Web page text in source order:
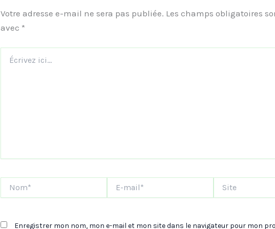
Votre adresse e-mail ne sera pas publiée. Les champs obligatoires
avec *
ici…
mail*
Enregistrer mon nom, mon e-mail et mon site dans le navigateur pour mon